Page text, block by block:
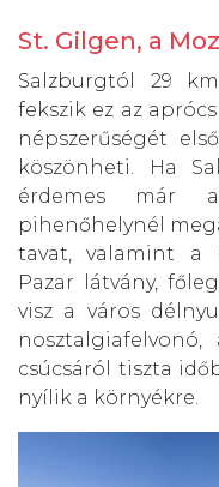
St. Gilgen, a
Salzburgtól 29
fekszik ez az
népszerűségét
köszönheti. Ha
érdemes már
pihenőhelynél
tavat, valamint a
Pazar látvány,
visz a város
csúcsáról tiszta
nyílik a környékre.